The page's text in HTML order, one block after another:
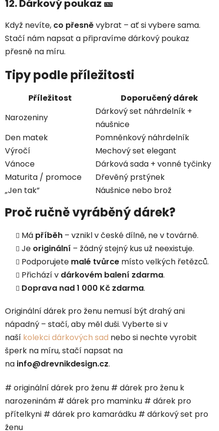
12. Dárkový poukaz 🎫
Když nevíte, co přesně vybrat – ať si vybere sama.
Stačí nám napsat a připravíme dárkový poukaz
přesně na míru.
Tipy podle příležitosti
Příležitost
Doporučený dárek
Narozeniny
Dárkový set náhrdelník +
náušnice
Den matek
Pomněnkový náhrdelník
Výročí
Mechový set elegant
Vánoce
Dárková sada + vonné tyčinky
Maturita / promoce
Dřevěný prstýnek
„Jen tak”
Náušnice nebo brož
Proč ručně vyráběný dárek?
Má příběh – vznikl v české dílně, ne v továrně.
Je originální – žádný stejný kus už neexistuje.
Podporujete malé tvůrce místo velkých řetězců.
Přichází v dárkovém balení zdarma.
Doprava nad 1 000 Kč zdarma.
Originální dárek pro ženu nemusí být drahý ani
nápadný – stačí, aby měl duši. Vyberte si v
naší kolekci dárkových sad nebo si nechte vyrobit
šperk na míru, stačí napsat na
na info@drevnikdesign.cz.
# originální dárek pro ženu # dárek pro ženu k
narozeninám # dárek pro maminku # dárek pro
přítelkyni # dárek pro kamarádku # dárkový set pro
ženu